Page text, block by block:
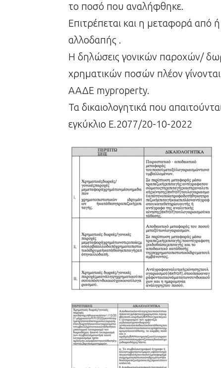
το ποσό που αναλήφθηκε.
Επιτρέπεται και η μεταφορά από
αλλοδαπής .
Η δηλώσεις γονικών παροχών/
χρηματικών ποσών πλέον
ΑΑΔΕ myproperty.
Τα δικαιολογητικά που
εγκύκλιο Ε.2077/20-10-2022